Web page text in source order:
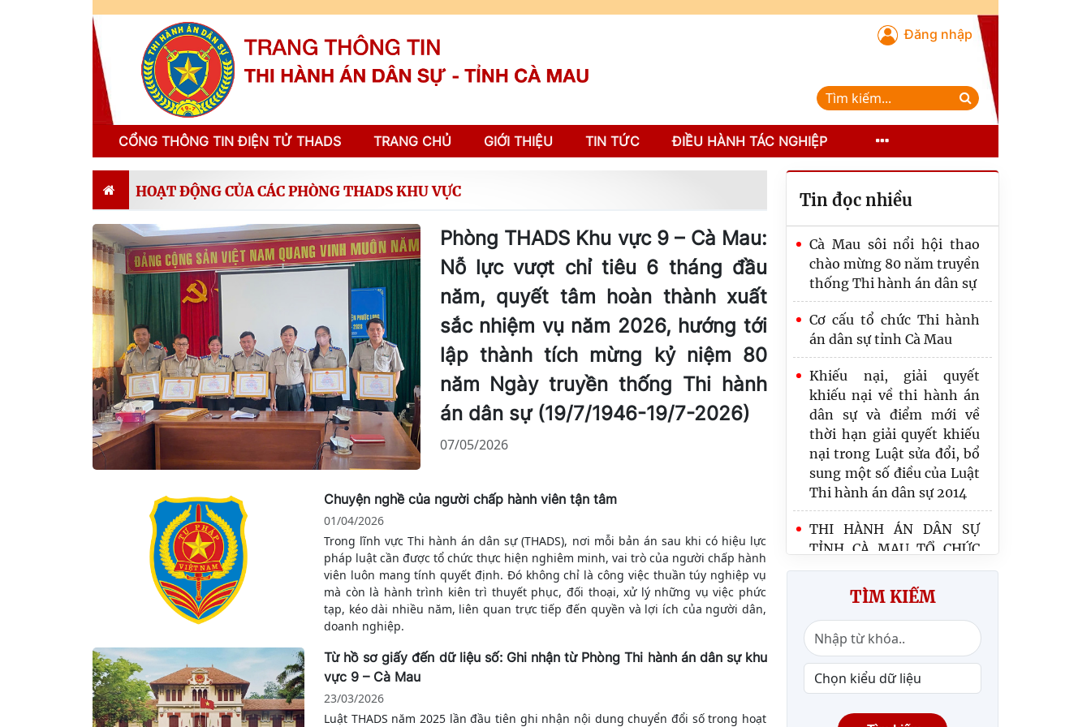
Đăng nhập
CỔNG THÔNG TIN ĐIỆN TỬ THADS TRANG CHỦ GIỚI THIỆU TIN TỨC ĐIỀU HÀNH TÁC NGHIỆP
HOẠT ĐỘNG CỦA CÁC PHÒNG THADS KHU VỰC
Phòng THADS Khu vực 9 – Cà Mau:
Nỗ lực vượt chỉ tiêu 6 tháng đầu
năm, quyết tâm hoàn thành xuất
sắc nhiệm vụ năm 2026, hướng tới
lập thành tích mừng kỷ niệm 80
năm Ngày truyền thống Thi hành
án dân sự (19/7/1946-19/7-2026)
07/05/2026
Chuyện nghề của người chấp hành viên tận tâm
01/04/2026
Trong lĩnh vực Thi hành án dân sự (THADS), nơi mỗi bản án sau khi có hiệu lực
pháp luật cần được tổ chức thực hiện nghiêm minh, vai trò của người chấp hành
viên luôn mang tính quyết định. Đó không chỉ là công việc thuần túy nghiệp vụ
mà còn là hành trình kiên trì thuyết phục, đối thoại, xử lý những vụ việc phức
tạp, kéo dài nhiều năm, liên quan trực tiếp đến quyền và lợi ích của người dân,
doanh nghiệp.
Từ hồ sơ giấy đến dữ liệu số: Ghi nhận từ Phòng Thi hành án dân sự khu
vực 9 – Cà Mau
23/03/2026
Luật THADS năm 2025 lần đầu tiên ghi nhận nội dung chuyển đổi số trong hoạt
Tin đọc nhiều
Cà Mau sôi nổi hội thao
chào mừng 80 năm truyền
thống Thi hành án dân sự
Cơ cấu tổ chức Thi hành
án dân sự tỉnh Cà Mau
Khiếu nại, giải quyết
khiếu nại về thi hành án
dân sự và điểm mới về
thời hạn giải quyết khiếu
nại trong Luật sửa đổi, bổ
sung một số điều của Luật
Thi hành án dân sự 2014
THI HÀNH ÁN DÂN SỰ
TỈNH CÀ MAU TỔ CHỨC
CÔNG BỐ VÀ TRAO QUYẾT
ĐỊNH BỔ NHIỆM CHẤP
HÀNH VIÊN SƠ CẤP
Công bố quyết định thành
lập Thi hành án dân sự
tỉnh Cà Mau và các quyết
TÌM KIẾM